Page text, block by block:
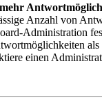
Anzahl von
Administration
als
einen